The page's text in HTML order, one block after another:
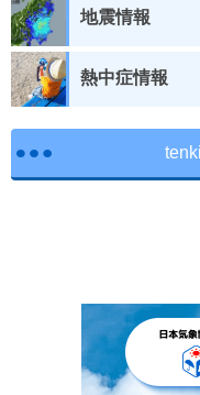
地震情報
熱中症情報